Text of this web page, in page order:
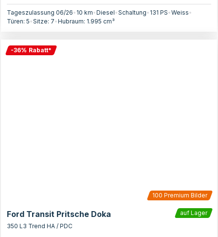
Tageszulassung 06/26• 10 km•Diesel•Schaltung• 131 PS•Weiss•
Türen: 5•Sitze: 7•Hubraum: 1.995 cm³
-36% Rabatt*
100 Premium Bilder
Ford Transit Pritsche Doka
auf Lager
350 L3 Trend HA / PDC